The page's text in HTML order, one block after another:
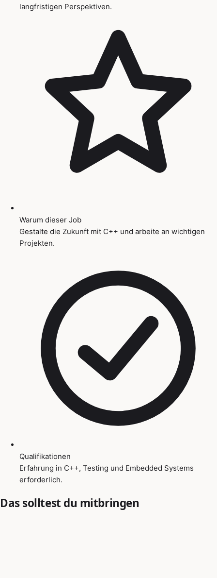
langfristigen Perspektiven.
Warum dieser Job
Gestalte die Zukunft mit C++ und arbeite an wichtigen
Projekten.
Qualifikationen
Erfahrung in C++, Testing und Embedded Systems
erforderlich.
Das solltest du mitbringen